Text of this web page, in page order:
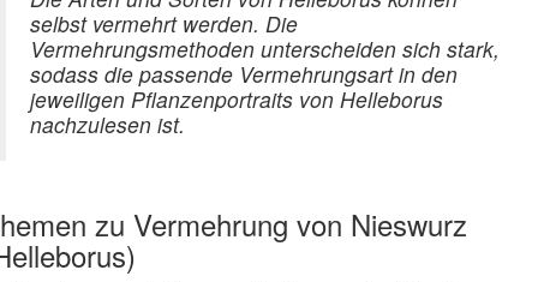
selbst vermehrt werden. Die
Vermehrungsmethoden unterscheiden sich stark,
sodass die passende Vermehrungsart in den
jeweiligen Pflanzenportraits von Helleborus
nachzulesen ist.
zu Vermehrung von Nieswurz